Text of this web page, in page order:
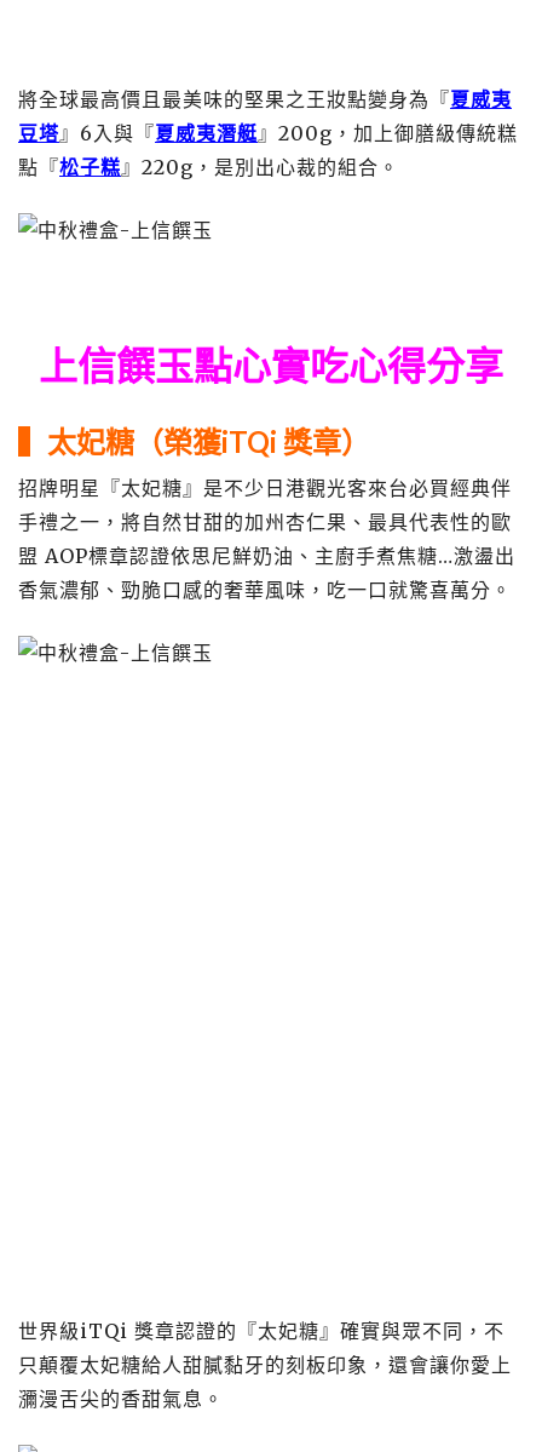
將全球最高價且最美味的堅果之王妝點變身為『夏威夷
豆塔』6入與『夏威夷潛艇』200g，加上御膳級傳統糕
點『松子糕』220g，是別出心裁的組合。
上信饌玉點心實吃心得分享
▍太妃糖（榮獲iTQi 獎章）
招牌明星『太妃糖』是不少日港觀光客來台必買經典伴
手禮之一，將自然甘甜的加州杏仁果、最具代表性的歐
盟 AOP標章認證依思尼鮮奶油、主廚手煮焦糖…激盪出
香氣濃郁、勁脆口感的奢華風味，吃一口就驚喜萬分。
世界級iTQi 獎章認證的『太妃糖』確實與眾不同，不
只顛覆太妃糖給人甜膩黏牙的刻板印象，還會讓你愛上
瀰漫舌尖的香甜氣息。